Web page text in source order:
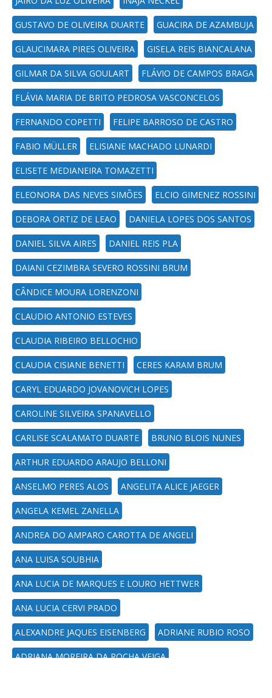
GUSTAVO DE OLIVEIRA DUARTE GUACIRA DE AZAMBUJA
GLAUCIMARA PIRES OLIVEIRA GISELA REIS BIANCALANA
GILMAR DA SILVA GOULART FLÁVIO DE CAMPOS BRAGA
FLÁVIA MARIA DE BRITO PEDROSA VASCONCELOS
FERNANDO COPETTI FELIPE BARROSO DE CASTRO
FABIO MÜLLER ELISIANE MACHADO LUNARDI
ELISETE MEDIANEIRA TOMAZETTI
ELEONORA DAS NEVES SIMÕES ELCIO GIMENEZ ROSSINI
DEBORA ORTIZ DE LEAO DANIELA LOPES DOS SANTOS
DANIEL SILVA AIRES DANIEL REIS PLA
DAIANI CEZIMBRA SEVERO ROSSINI BRUM
CÂNDICE MOURA LORENZONI
CLAUDIO ANTONIO ESTEVES
CLAUDIA RIBEIRO BELLOCHIO
CLAUDIA CISIANE BENETTI CERES KARAM BRUM
CARYL EDUARDO JOVANOVICH LOPES
CAROLINE SILVEIRA SPANAVELLO
CARLISE SCALAMATO DUARTE BRUNO BLOIS NUNES
ARTHUR EDUARDO ARAUJO BELLONI
ANSELMO PERES ALOS ANGELITA ALICE JAEGER
ANGELA KEMEL ZANELLA
ANDREA DO AMPARO CAROTTA DE ANGELI
ANA LUISA SOUBHIA
ANA LUCIA DE MARQUES E LOURO HETTWER
ANA LUCIA CERVI PRADO
ALEXANDRE JAQUES EISENBERG ADRIANE RUBIO ROSO
ADRIANA MOREIRA DA ROCHA VEIGA